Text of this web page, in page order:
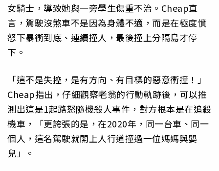
女騎士，導致她與一旁學生傷重不治。Cheap直
言，駕駛沒煞車不是因為身體不適，而是在極度憤
怒下暴衝到底、連續撞人，最後撞上分隔島才停
下。
「這不是失控，是有方向、有目標的惡意衝撞！」
Cheap指出，仔細觀察老翁的行動軌跡後，可以推
測出這是1起路怒隨機殺人事件，對方根本是在追殺
機車，「更誇張的是，在2020年，同一台車、同一
個人，這名駕駛就開上人行道撞過一位媽媽與嬰
兒」。